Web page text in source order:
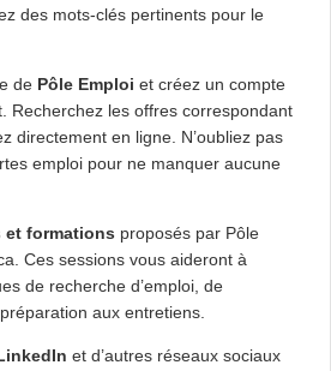
des mots-clés pertinents pour le
de Pôle Emploi et créez un compte
Recherchez les offres correspondant
directement en ligne. N’oubliez pas
emploi pour ne manquer aucune
et formations proposés par Pôle
Ces sessions vous aideront à
de recherche d’emploi, de
aux entretiens.
et d’autres réseaux sociaux